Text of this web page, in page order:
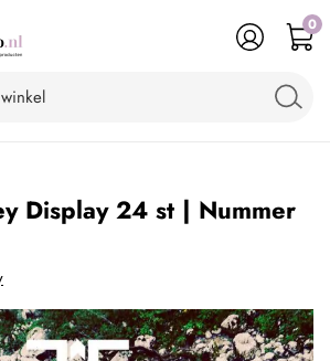
0
Display 24 st | Nummer